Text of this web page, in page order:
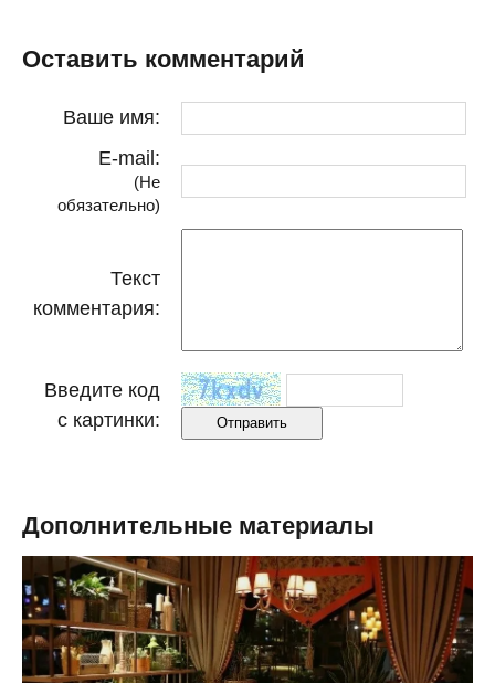
Оставить комментарий
Ваше имя:
E-mail:
(Не
обязательно)
Текст
комментария:
Введите код
с картинки:
Дополнительные материалы